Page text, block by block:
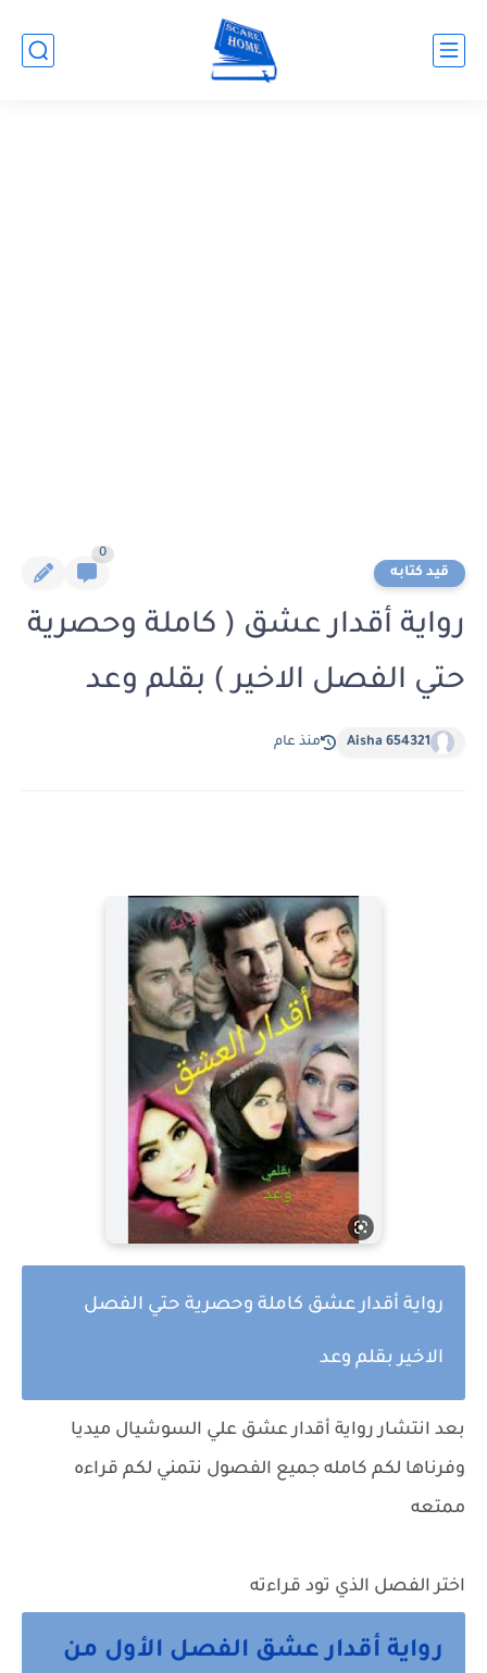
قيد كتابه
0
رواية أقدار عشق ( كاملة وحصرية
حتي الفصل الاخير ) بقلم وعد
Aisha 654321 منذ عام
رواية أقدار عشق كاملة وحصرية حتي الفصل
الاخير بقلم وعد
بعد انتشاررواية أقدار عشق علي السوشيال ميديا
وفرناها لكم كامله جميع الفصول نتمني لكم قراءه
ممتعه
اختر الفصل الذي تود قراءته
رواية أقدار عشق الفصل الأول من